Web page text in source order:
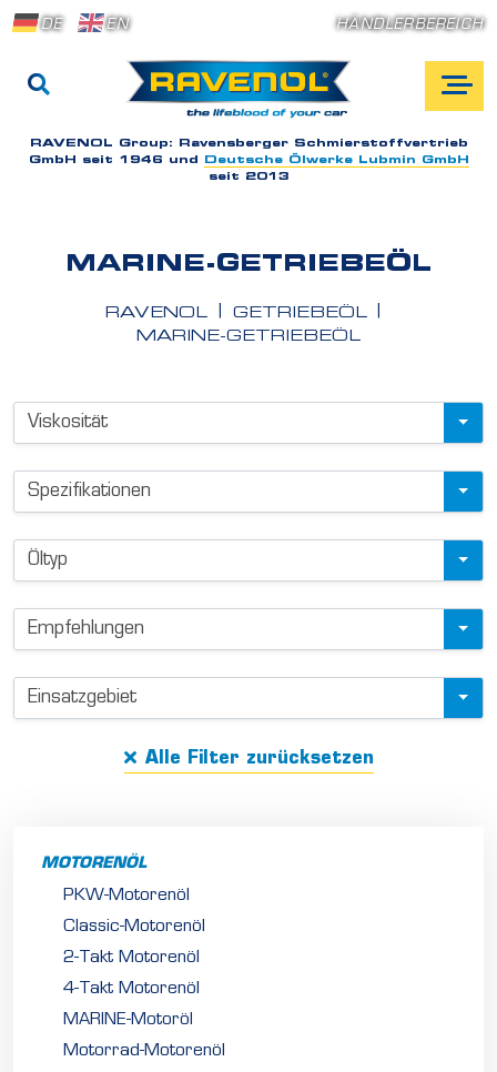
DE EN HÄNDLERBEREICH
RAVENOL Group: Ravensberger Schmierstoffvertrieb
GmbH seit 1946 und
Deutsche Ölwerke Lubmin GmbH
seit 2013
MARINE-GETRIEBEÖL
RAVENOL
GETRIEBEÖL
MARINE-GETRIEBEÖL
P
r
o
d
u
t
t
Viskosität
Spezifikationen
Öltyp
Empfehlungen
Einsatzgebiet
Alle Filter zurücksetzen
MOTORENÖL
PKW-Motorenöl
Classic-Motorenöl
2-Takt Motorenöl
4-Takt Motorenöl
MARINE-Motoröl
Motorrad-Motorenöl